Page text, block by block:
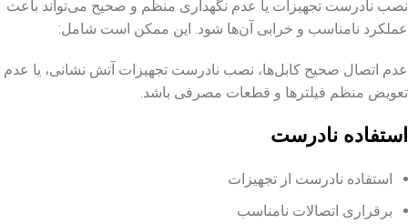
نصب نادرست تجهیزات یا عدم نگهداری منظم و صحیح می‌تواند باعث
عملکرد نامناسب و خرابی آن‌ها شود. این ممکن است شامل:
عدم اتصال صحیح کابل‌ها، نصب نادرست تجهیزات آتش ‌نشانی، یا عدم
تعویض منظم فیلترها و قطعات مصرفی باشد.
استفاده نادرست
استفاده نادرست از تجهیزات
برقراری اتصالات نامناسب